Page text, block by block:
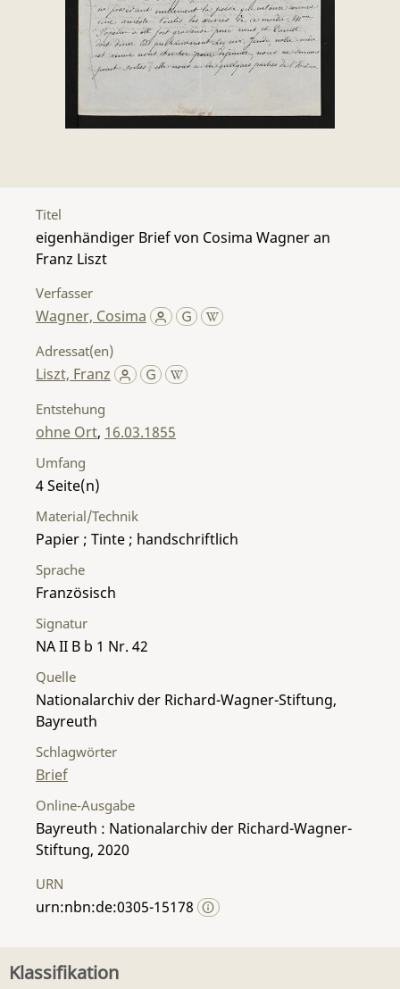
Titel
eigenhändiger Brief von Cosima Wagner an
Franz Liszt
Verfasser
Wagner, Cosima
Adressat(en)
Liszt, Franz
Entstehung
ohne Ort, 16.03.1855
Umfang
4
Material/Technik
Papier ; Tinte ; handschriftlich
Sprache
Französisch
Signatur
NA II B b 1 Nr. 42
Quelle
Nationalarchiv der Richard-Wagner-Stiftung,
Bayreuth
Schlagwörter
Brief
Online-Ausgabe
Bayreuth : Nationalarchiv der Richard-Wagner-
Stiftung, 2020
URN
urn:nbn:de:0305-15178
Klassifikation